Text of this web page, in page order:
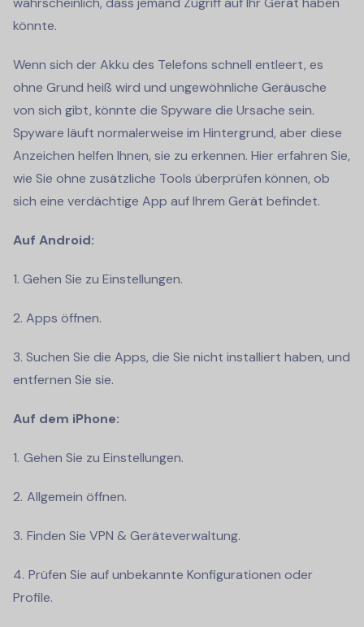
könnte.
Wenn sich der Akku des Telefons schnell entleert, es
ohne Grund heiß wird und ungewöhnliche Geräusche
von sich gibt, könnte die Spyware die Ursache sein.
Spyware läuft normalerweise im Hintergrund, aber diese
Anzeichen helfen Ihnen, sie zu erkennen. Hier erfahren Sie,
wie Sie ohne zusätzliche Tools überprüfen können, ob
sich eine verdächtige App auf Ihrem Gerät befindet.
Auf Android:
1. Gehen Sie zu Einstellungen.
2. Apps öffnen.
3. Suchen Sie die Apps, die Sie nicht installiert haben, und
entfernen Sie sie.
Auf dem iPhone:
Gehen Sie zu Einstellungen.
Allgemein öffnen.
Finden Sie VPN & Geräteverwaltung.
Prüfen Sie auf unbekannte Konfigurationen oder
Profile.